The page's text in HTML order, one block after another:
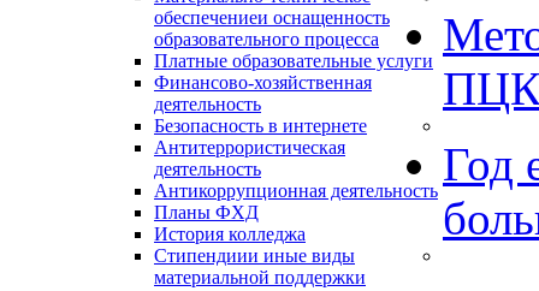
обеспечениеи оснащенность
образовательного процесса
Платные образовательные услуги
Финансово-хозяйственная
деятельность
Безопасность в интернете
Антитеррористическая
деятельность
Антикоррупционная деятельность
Планы ФХД
История колледжа
Стипендиии иные виды
материальной поддержки
Год